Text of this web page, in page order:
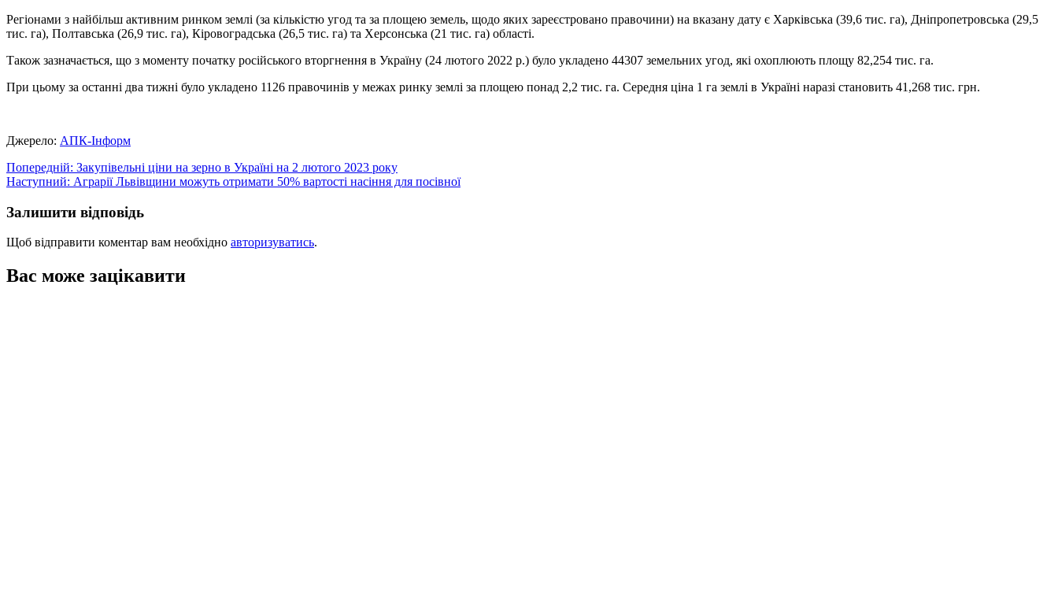
Регіонами з найбільш активним ринком землі (за кількістю угод та за площею земель, щодо яких зареєстровано правочини) на вказану дату є Харківська (39,6 тис. га), Дніпропетровська (29,5
тис. га), Полтавська (26,9 тис. га), Кіровоградська (26,5 тис. га) та Херсонська (21 тис. га) області.
Також зазначається, що з моменту початку російського вторгнення в Україну (24 лютого 2022 р.) було укладено 44307 земельних угод, які охоплюють площу 82,254 тис. га.
При цьому за останні два тижні було укладено 1126 правочинів у межах ринку землі за площею понад 2,2 тис. га. Середня ціна 1 га землі в Україні наразі становить 41,268 тис. грн.
Джерело: АПК-Інформ
Навігація
записів
Попередній: Закупівельні ціни на зерно в Україні на 2 лютого 2023 року
Наступний: Аграрії Львівщини можуть отримати 50% вартості насіння для посівної
Залишити відповідь
Щоб відправити коментар вам необхідно авторизуватись.
Вас може зацікавити